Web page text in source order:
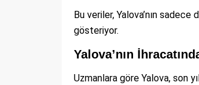
Bu veriler, Yalova’nın
gösteriyor.
Yalova’nın
Uzmanlara göre Yalova, son